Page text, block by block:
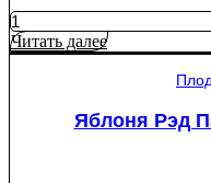
Количество
товара
Туя
Читать далее
Яблоня Рэд